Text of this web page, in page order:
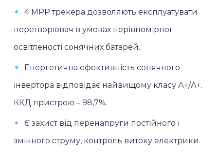
4 МРР трекера дозволяють експлуатувати
перетворювач в умовах нерівномірної
освітленості сонячних батарей.
Енергетична ефективність сонячного
інвертора відповідає найвищому класу А+/А+.
ККД пристрою – 98,7%.
Є захист від перенапруги постійного і
змінного струму, контроль витоку електрики.